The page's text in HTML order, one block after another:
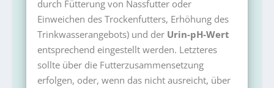
durch Fütterung von Nassfutter oder
Einweichen des Trockenfutters, Erhöhung des
Trinkwasserangebots) und der Urin-pH-Wert
entsprechend eingestellt werden. Letzteres
sollte über die Futterzusammensetzung
erfolgen, oder, wenn das nicht ausreicht, über